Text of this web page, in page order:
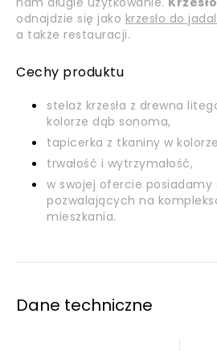
odnajdzie się jako krzesło do
a także restauracji.
Cechy produktu
stelaż krzesła z drewna
kolorze dąb sonoma,
tapicerka z tkaniny w
trwałość i wytrzymałość,
w swojej ofercie posiadamy
pozwalających na
mieszkania.
Dane techniczne